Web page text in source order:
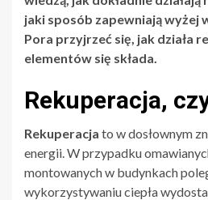
jaki sposób zapewniają wyżej
Pora przyjrzeć się, jak działa
elementów się składa.
Rekuperacja,
Rekuperacja to w dosłownym
energii. W przypadku
montowanych w budynkach
wykorzystywaniu ciepła